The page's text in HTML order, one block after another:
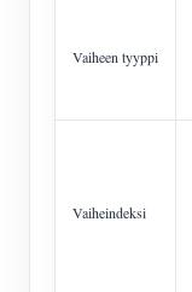
Vaiheen tyyppi
Vaiheindeksi